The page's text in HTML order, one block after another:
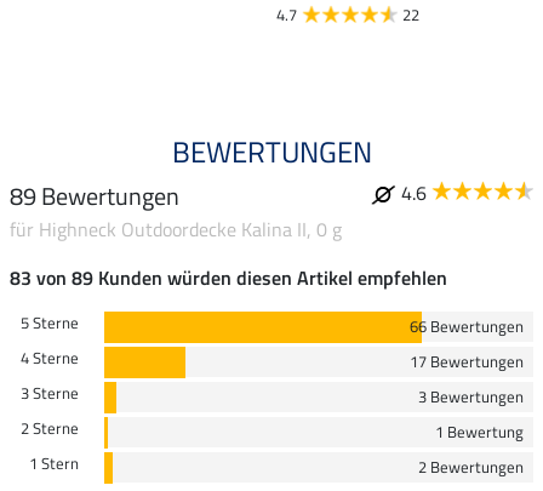
4.7 22
BEWERTUNGEN
89 Bewertungen
4.6
für Highneck Outdoordecke Kalina II, 0 g
83 von 89 Kunden würden diesen Artikel empfehlen
5 Sterne
66 Bewertungen
4 Sterne
17 Bewertungen
3 Sterne
3 Bewertungen
2 Sterne
1 Bewertung
1 Stern
2 Bewertungen